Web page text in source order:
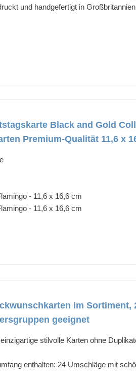
und handgefertigt in
Black and Gold
Premium-Qualität 11,6 x
- 11,6 x 16,6 cm
- 11,6 x 16,6 cm
im
geeignet
stilvolle Karten ohne
enthalten: 24 Umschläge mit